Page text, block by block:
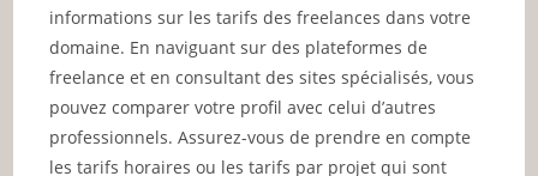
informations sur les tarifs des freelances dans votre
domaine. En naviguant sur des plateformes de
freelance et en consultant des sites spécialisés, vous
pouvez comparer votre profil avec celui d’autres
professionnels. Assurez-vous de prendre en compte
les tarifs horaires ou les tarifs par projet qui sont